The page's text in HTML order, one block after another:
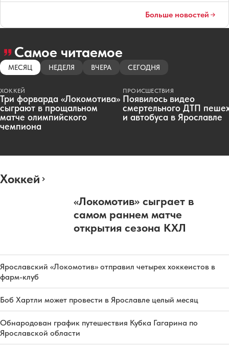
Больше новостей
Самое читаемое
МЕСЯЦ НЕДЕЛЯ ВЧЕРА СЕГОДНЯ
ХОККЕЙ
Три форварда «Локомотива»
сыграют в прощальном
матче олимпийского
чемпиона
ПРОИСШЕСТВИЯ
Появилось видео
смертельного ДТП
и автобуса в Ярославле
Хоккей
«Локомотив» сыграет в
самом раннем матче
открытия сезона КХЛ
Ярославский «Локомотив» отправил четырех хоккеистов в
фарм-клуб
Боб Хартли может провести в Ярославле целый месяц
Обнародован график путешествия Кубка Гагарина по
Ярославской области